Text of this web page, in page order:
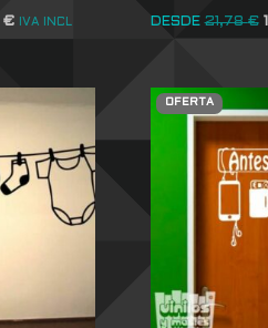
€ IVA INCL DESDE 21,78€
OFERTA